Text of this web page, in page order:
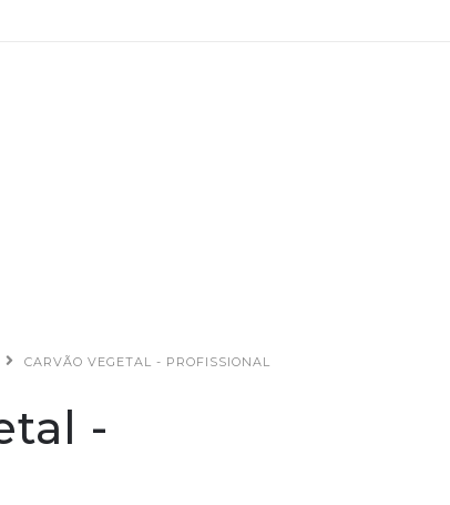
CARVÃO VEGETAL - PROFISSIONAL
-